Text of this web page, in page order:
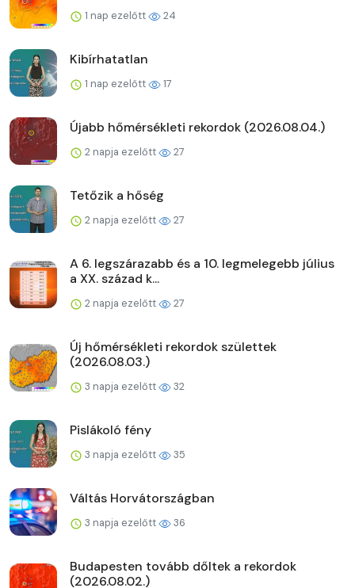
1 nap ezelőtt 24
Kibírhatatlan
1 nap ezelőtt 17
Újabb hőmérsékleti rekordok (2026.08.04.)
2 napja ezelőtt 27
Tetőzik a hőség
2 napja ezelőtt 27
A 6. legszárazabb és a 10. legmelegebb július
a XX. század k...
2 napja ezelőtt 27
Új hőmérsékleti rekordok születtek
(2026.08.03.)
3 napja ezelőtt 32
Pislákoló fény
3 napja ezelőtt 35
Váltás Horvátországban
3 napja ezelőtt 36
Budapesten tovább dőltek a rekordok
(2026.08.02.)